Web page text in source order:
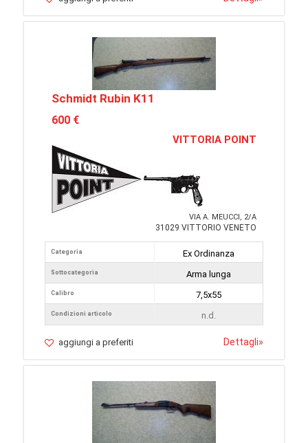
Schmidt Rubin K11
600 €
VITTORIA POINT
VIA A. MEUCCI, 2/A
31029 VITTORIO VENETO
Categoria
Sottocategoria
Calibro
Condizioni articolo
Ex Ordinanza
Arma lunga
7,5x55
n.d.
aggiungi a preferiti Dettagli»